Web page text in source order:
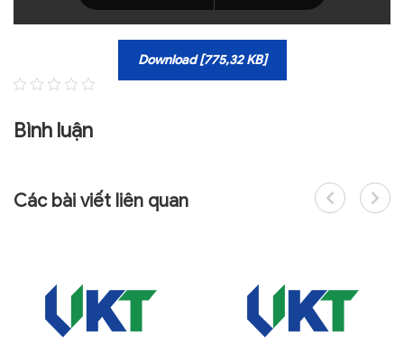
Download [775,32 KB]
Bình luận
Các bài viết liên quan